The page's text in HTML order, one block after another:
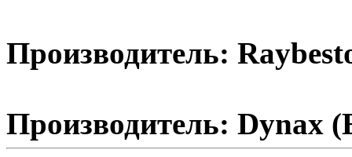
Производитель:
Производитель: Dynax